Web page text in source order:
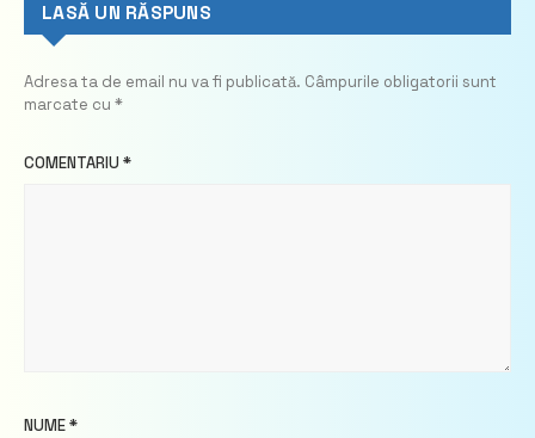
LASĂ UN RĂSPUNS
Adresa ta de email nu va fi publicată. Câmpurile obligatorii sunt
marcate cu *
COMENTARIU *
NUME*